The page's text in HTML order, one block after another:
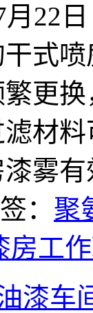
月22
式
更
材
雾
： 聚
房工
漆车